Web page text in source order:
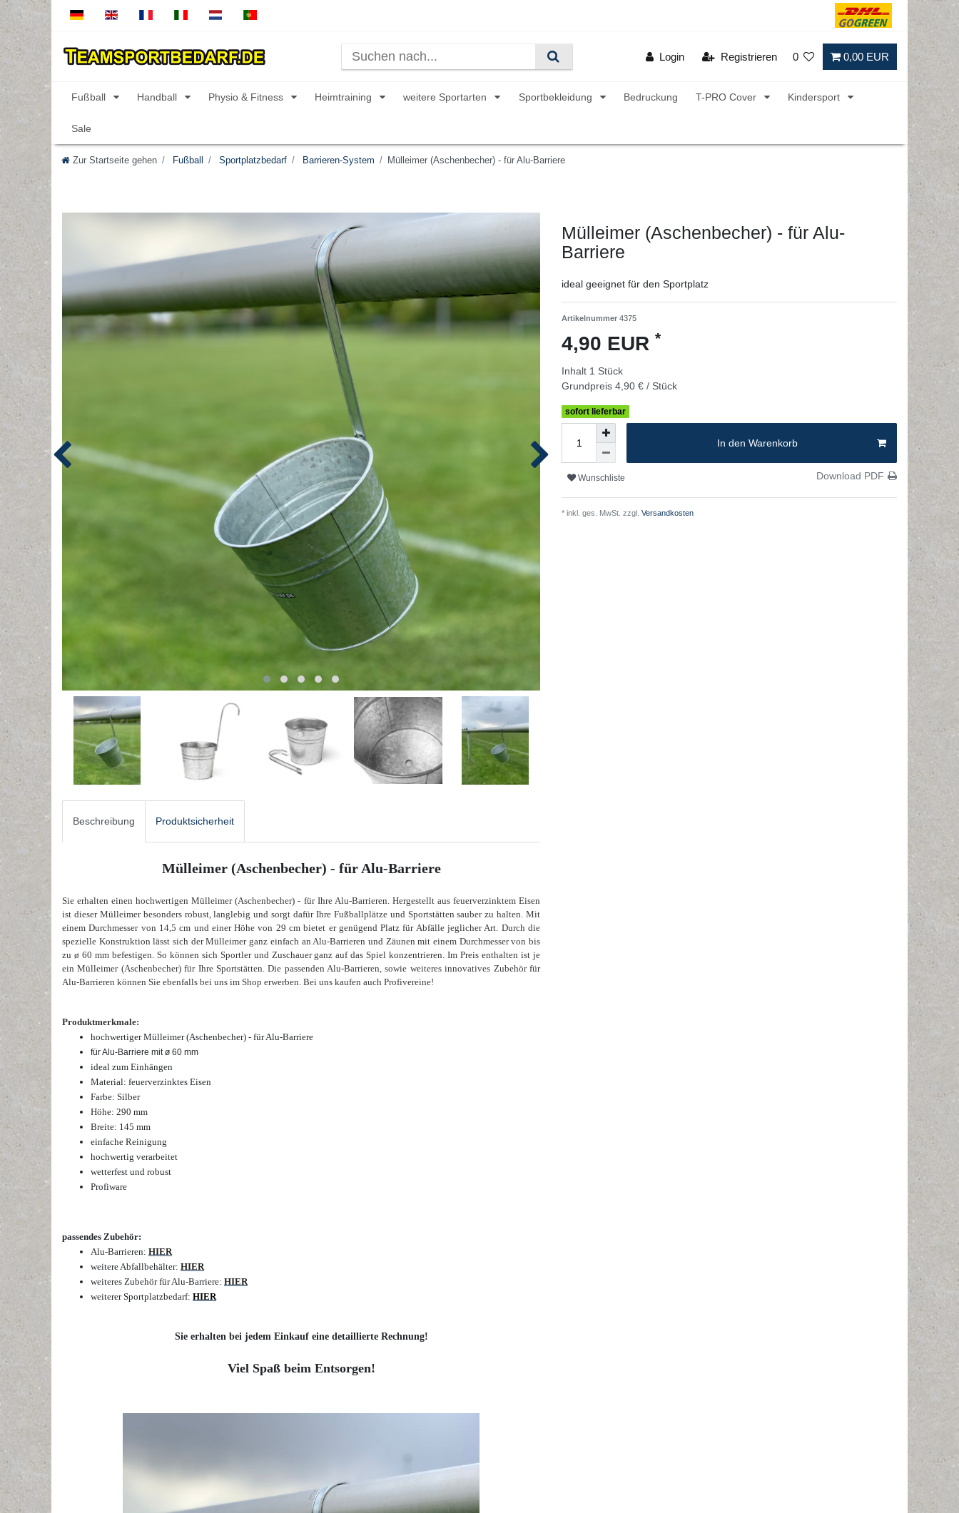
Login Registrieren 0 0,00 EUR
Fußball Handball Physio & Fitness Heimtraining weitere Sportarten Sportbekleidung Bedruckung T-PRO Cover Kindersport
Sale
Zur Startseite gehen Fußball Sportplatzbedarf Barrieren-System Mülleimer (Aschenbecher) - für Alu-Barriere
Beschreibung Produktsicherheit
Mülleimer (Aschenbecher) - für Alu-Barriere
Sie erhalten einen hochwertigen Mülleimer (Aschenbecher) - für Ihre Alu-Barrieren. Hergestellt aus feuerverzinktem Eisen
ist dieser Mülleimer besonders robust, langlebig und sorgt dafür Ihre Fußballplätze und Sportstätten sauber zu halten. Mit
einem Durchmesser von 14,5 cm und einer Höhe von 29 cm bietet er genügend Platz für Abfälle jeglicher Art. Durch die
spezielle Konstruktion lässt sich der Mülleimer ganz einfach an Alu-Barrieren und Zäunen mit einem Durchmesser von bis
zu ø 60 mm befestigen. So können sich Sportler und Zuschauer ganz auf das Spiel konzentrieren. Im Preis enthalten ist je
ein Mülleimer (Aschenbecher) für Ihre Sportstätten. Die passenden Alu-Barrieren, sowie weiteres innovatives Zubehör für
Alu-Barrieren können Sie ebenfalls bei uns im Shop erwerben. Bei uns kaufen auch Profivereine!
Produktmerkmale:
hochwertiger Mülleimer (Aschenbecher) - für Alu-Barriere
für Alu-Barriere mit ø 60 mm
ideal zum Einhängen
Material: feuerverzinktes Eisen
Farbe: Silber
Höhe: 290 mm
Breite: 145 mm
einfache Reinigung
hochwertig verarbeitet
wetterfest und robust
Profiware
passendes Zubehör:
Alu-Barrieren: HIER
weitere Abfallbehälter: HIER
weiteres Zubehör für Alu-Barriere: HIER
weiterer Sportplatzbedarf: HIER
Sie erhalten bei jedem Einkauf eine detaillierte Rechnung!
Viel Spaß beim Entsorgen!
Mülleimer (Aschenbecher) - für Alu-
Barriere
ideal geeignet für den Sportplatz
Artikelnummer 4375
4,90 EUR *
Inhalt 1 Stück
Grundpreis 4,90 € / Stück
sofort lieferbar
In den Warenkorb
Wunschliste Download PDF
* inkl. ges. MwSt. zzgl. Versandkosten